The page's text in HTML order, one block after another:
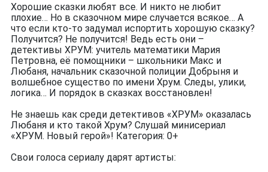
Хорошие сказки любят все. И никто не любит
плохие… Но в сказочном мире случается всякое… А
что если кто-то задумал испортить хорошую сказку?
Получится? Не получится! Ведь есть они –
детективы ХРУМ: учитель математики Мария
Петровна, её помощники – школьники Макс и
Любаня, начальник сказочной полиции Добрыня и
волшебное существо по имени Хрум. Следы, улики,
логика… И порядок в сказках восстановлен!
Не знаешь как среди детективов «ХРУМ» оказалась
Любаня и кто такой Хрум? Слушай минисериал
«ХРУМ. Новый герой»! Категория: 0+
Свои голоса сериалу дарят артисты: